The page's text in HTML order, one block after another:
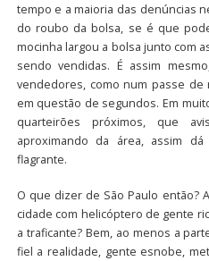
tempo e a maioria das denúncias
do roubo da bolsa, se é que
mocinha largou a bolsa junto com
sendo vendidas. É assim
vendedores, como num passe de
em questão de segundos. Em
quarteirões próximos, que
aproximando da área, assim
flagrante.
O que dizer de São Paulo então?
cidade com helicóptero de gente
a traficante? Bem, ao menos a
fiel a realidade, gente esnobe,